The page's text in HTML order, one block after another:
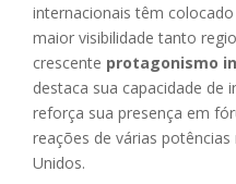
internacionais têm
maior visibilidade tanto
crescente protagonismo
destaca sua capacidade de
reforça sua presença em
reações de várias
Unidos.